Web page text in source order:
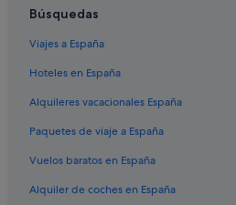
Islas de Barlovento hoteles
Hoteles para ir de compras en Papeete
Hoteles de 4 estrellas en Papeete
Paea hoteles
Búsquedas
Viajes a España
Hoteles en España
Alquileres vacacionales España
Paquetes de viaje a España
Vuelos baratos en España
Alquiler de coches en España